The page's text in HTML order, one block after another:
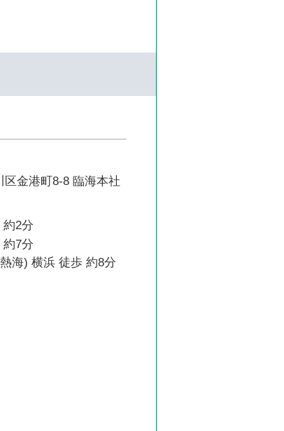
金港町8-8 臨海本社
2分
7分
海) 横浜 徒歩 約8分